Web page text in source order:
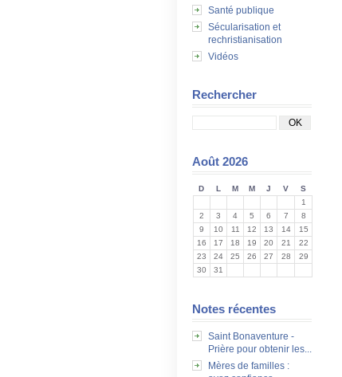
Santé publique
Sécularisation et
rechristianisation
Vidéos
Rechercher
Août 2026
D L M M J V
S
1
2
3 4 5 6 7
8
9
10 11 12 13 14
15
16
17 18 19 20 21
22
23
24 25 26 27 28
29
30
31
Notes récentes
Saint Bonaventure -
Prière pour obtenir les...
Mères de familles :